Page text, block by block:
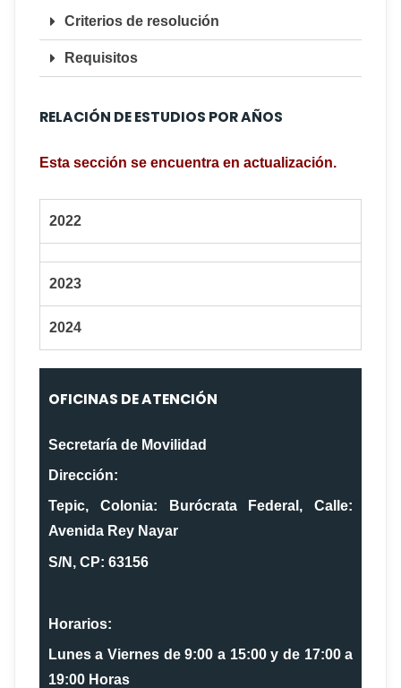
Criterios de resolución
Requisitos
RELACIÓN DE ESTUDIOS POR AÑOS
Esta sección se encuentra en actualización.
2022
2023
2024
OFICINAS DE ATENCIÓN
Secretaría de Movilidad
Dirección:
Tepic, Colonia: Burócrata Federal, Calle:
Avenida Rey Nayar
S/N, CP: 63156
Horarios:
Lunes a Viernes de 9:00 a 15:00 y de 17:00 a
19:00 Horas